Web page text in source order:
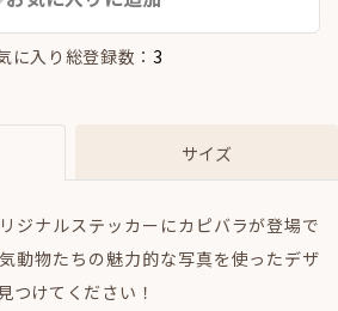
に入り総登録数：3
サイズ
ジナルステッカーにカピバラが登場で
動物たちの魅力的な写真を使ったデザ
つけてください！